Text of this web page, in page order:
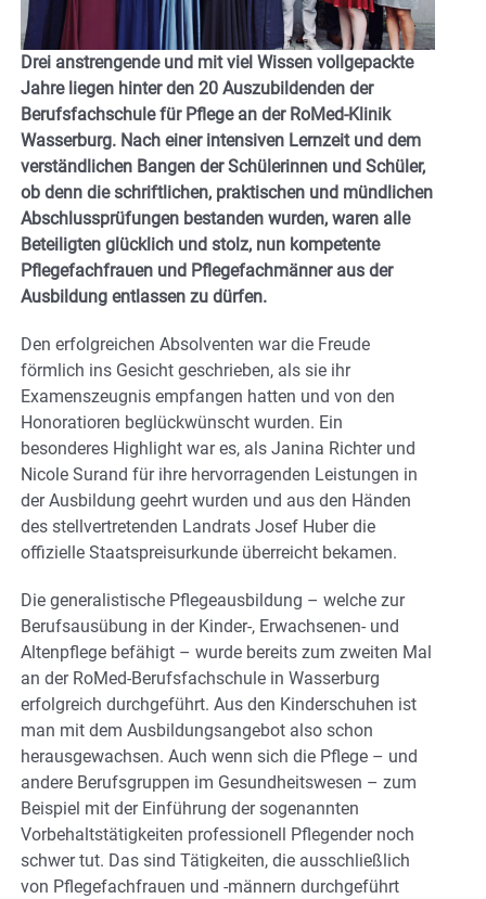
Drei anstrengende und mit viel Wissen vollgepackte
Jahre liegen hinter den 20 Auszubildenden der
Berufsfachschule für Pflege an der RoMed-Klinik
Wasserburg. Nach einer intensiven Lernzeit und dem
verständlichen Bangen der Schülerinnen und Schüler,
ob denn die schriftlichen, praktischen und mündlichen
Abschlussprüfungen bestanden wurden, waren alle
Beteiligten glücklich und stolz, nun kompetente
Pflegefachfrauen und Pflegefachmänner aus der
Ausbildung entlassen zu dürfen.
Den erfolgreichen Absolventen war die Freude
förmlich ins Gesicht geschrieben, als sie ihr
Examenszeugnis empfangen hatten und von den
Honoratioren beglückwünscht wurden. Ein
besonderes Highlight war es, als Janina Richter und
Nicole Surand für ihre hervorragenden Leistungen in
der Ausbildung geehrt wurden und aus den Händen
des stellvertretenden Landrats Josef Huber die
offizielle Staatspreisurkunde überreicht bekamen.
Die generalistische Pflegeausbildung – welche zur
Berufsausübung in der Kinder-, Erwachsenen- und
Altenpflege befähigt – wurde bereits zum zweiten Mal
an der RoMed-Berufsfachschule in Wasserburg
erfolgreich durchgeführt. Aus den Kinderschuhen ist
man mit dem Ausbildungsangebot also schon
herausgewachsen. Auch wenn sich die Pflege – und
andere Berufsgruppen im Gesundheitswesen – zum
Beispiel mit der Einführung der sogenannten
Vorbehaltstätigkeiten professionell Pflegender noch
schwer tut. Das sind Tätigkeiten, die ausschließlich
von Pflegefachfrauen und -männern durchgeführt